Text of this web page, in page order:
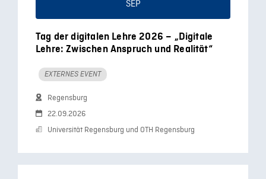
Tag der digitalen Lehre 2026 – „Digitale
Lehre: Zwischen Anspruch und Realität“
EXTERNES EVENT
Regensburg
22.09.2026
Universität Regensburg und OTH Regensburg
SEP